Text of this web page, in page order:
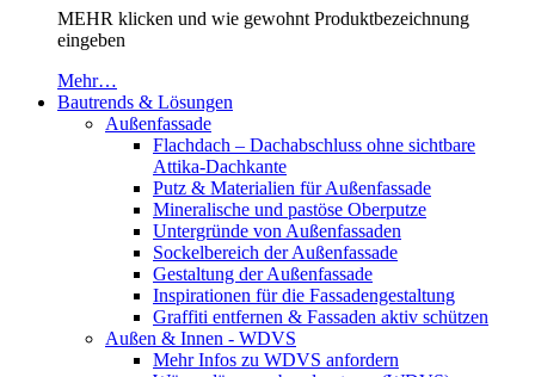
MEHR klicken und wie gewohnt Produktbezeichnung
eingeben
Mehr…
Bautrends & Lösungen
Außenfassade
Flachdach – Dachabschluss ohne sichtbare
Attika-Dachkante
Putz & Materialien für Außenfassade
Mineralische und pastöse Oberputze
Untergründe von Außenfassaden
Sockelbereich der Außenfassade
Gestaltung der Außenfassade
Inspirationen für die Fassadengestaltung
Graffiti entfernen & Fassaden aktiv schützen
Außen & Innen - WDVS
Mehr Infos zu WDVS anfordern